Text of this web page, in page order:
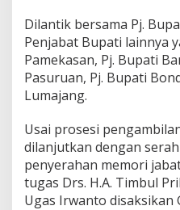
Dilantik bersama Pj.
Penjabat Bupati lainnya
Pamekasan, Pj. Bupati
Pasuruan, Pj. Bupati
Lumajang.
Usai prosesi
dilanjutkan dengan
penyerahan memori
tugas Drs. H.A. Timbul
Ugas Irwanto disaksikan